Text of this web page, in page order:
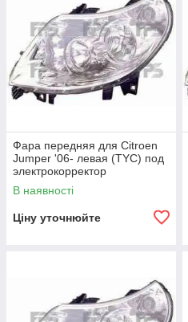
Фара передняя для Citroen
Jumper '06- левая (TYC) под
электрокорректор
В наявності
Ціну уточнюйте